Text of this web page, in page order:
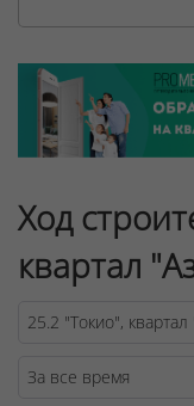
Ход
квартал